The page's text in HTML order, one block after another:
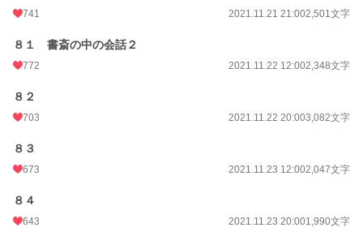
741 2021.11.21 21:002,501文字
８１ 書斎の中の会話２
772 2021.11.22 12:002,348文字
８２
703 2021.11.22 20:003,082文字
８３
673 2021.11.23 12:002,047文字
８４
643 2021.11.23 20:001,990文字